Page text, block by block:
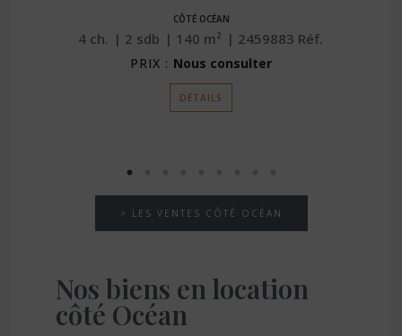
CÔTÉ OCÉAN
4 ch. 2 sdb 140 m² 2459883 Réf.
PRIX : Nous consulter
DÉTAILS
> LES VENTES CÔTÉ OCÉAN
Nos biens en location
côté Océan